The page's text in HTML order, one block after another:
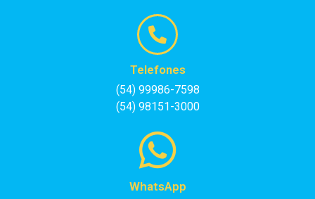
Telefones
(54) 99986-7598
(54) 98151-3000
WhatsApp